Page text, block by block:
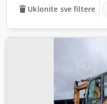
Uklonite sve filtere